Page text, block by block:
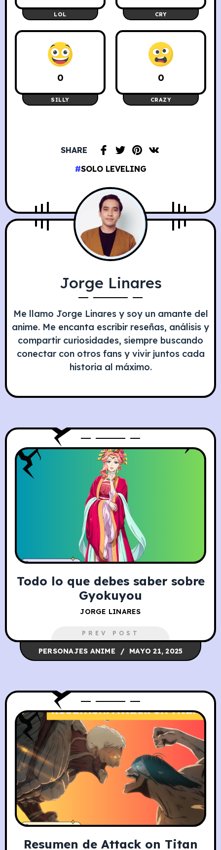
LOL CRY
0
SILLY
0
CRAZY
SHARE
SOLO LEVELING
Jorge Linares
Me llamo Jorge Linares y soy un amante del
anime. Me encanta escribir reseñas, análisis y
compartir curiosidades, siempre buscando
conectar con otros fans y vivir juntos cada
historia al máximo.
Todo lo que debes saber sobre
Gyokuyou
JORGE LINARES
PREV POST
PERSONAJES ANIME MAYO 21, 2025
Resumen de Attack on Titan